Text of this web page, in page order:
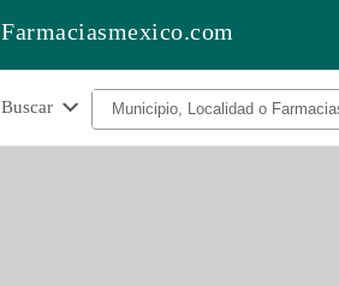
Farmaciasmexico.com
Buscar